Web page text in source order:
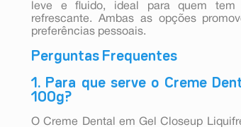
leve e fluido, ideal para quem tem
refrescante. Ambas as opções
preferências pessoais.
Perguntas Frequentes
1. Para que serve o Creme
100g?
O Creme Dental em Gel Closeup